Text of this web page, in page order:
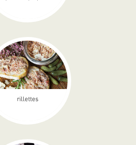
rillettes